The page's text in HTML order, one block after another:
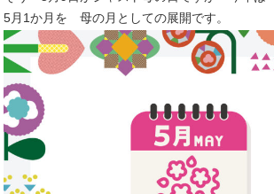
5月1か月を 母の月としての展開です。